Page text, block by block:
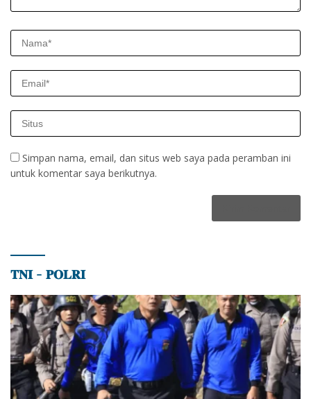
Simpan nama, email, dan situs web saya pada peramban ini
untuk komentar saya berikutnya.
𝐓𝐍𝐈 – 𝐏𝐎𝐋𝐑𝐈